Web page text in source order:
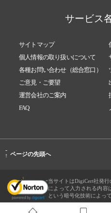
サービス
サイトマップ
個人情報の取り扱いについて
各種お問い合わせ（総合窓口）
ご意見・ご要望
運営会社のご案内
FAQ
-
↑ ページの先頭へ
当サイトはDigiCert社発
によって入力される内容
という暗号化技術によっ